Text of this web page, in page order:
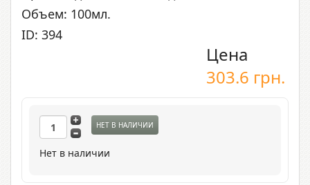
Объем: 100мл.
ID: 394
Цена
303.6 грн.
НЕТ В НАЛИЧИИ
Нет в наличии